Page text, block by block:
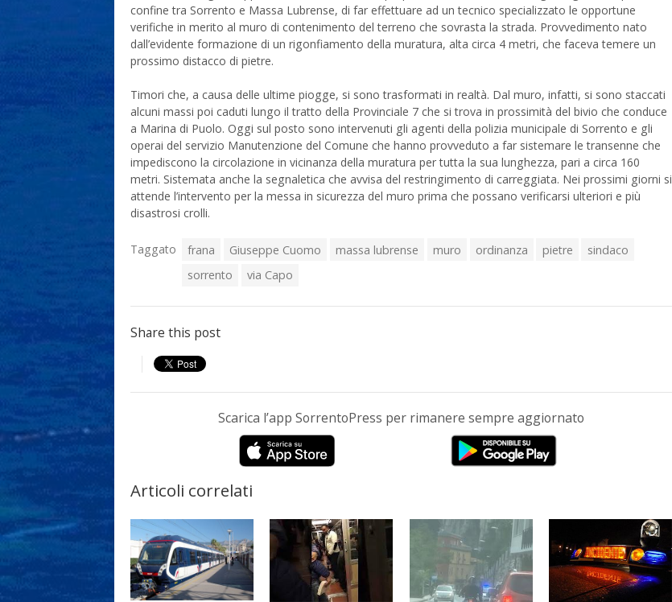
confine tra Sorrento e Massa Lubrense, di far effettuare ad un tecnico specializzato le opportune
verifiche in merito al muro di contenimento del terreno che sovrasta la strada. Provvedimento nato
dall’evidente formazione di un rigonfiamento della muratura, alta circa 4 metri, che faceva temere un
prossimo distacco di pietre.
Timori che, a causa delle ultime piogge, si sono trasformati in realtà. Dal muro, infatti, si sono staccati
alcuni massi poi caduti lungo il tratto della Provinciale 7 che si trova in prossimità del bivio che conduce
a Marina di Puolo. Oggi sul posto sono intervenuti gli agenti della polizia municipale di Sorrento e gli
operai del servizio Manutenzione del Comune che hanno provveduto a far sistemare le transenne che
impediscono la circolazione in vicinanza della muratura per tutta la sua lunghezza, pari a circa 160
metri. Sistemata anche la segnaletica che avvisa del restringimento di carreggiata. Nei prossimi giorni si
attende l’intervento per la messa in sicurezza del muro prima che possano verificarsi ulteriori e più
disastrosi crolli.
Taggato frana Giuseppe Cuomo massa lubrense muro ordinanza pietre
sindaco
sorrento
via Capo
Share this post
Scarica l’app SorrentoPress per rimanere sempre aggiornato
Articoli correlati